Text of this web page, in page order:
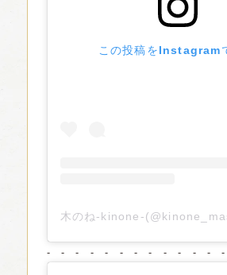
この投稿をInstagram
- - - - - - - - - - - -